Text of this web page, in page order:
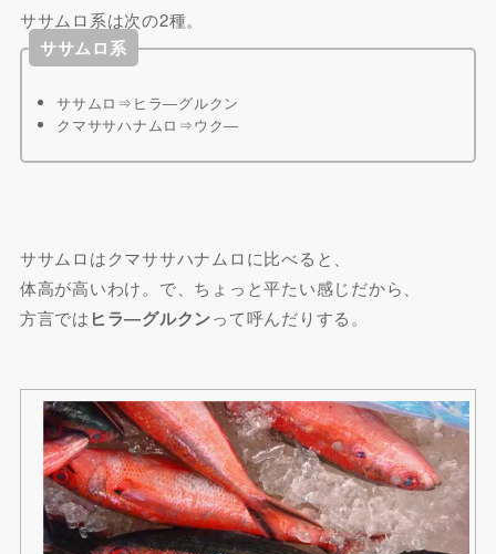
ササムロ系は次の2種。
ササムロ系
ササムロ⇒ヒラ―グルクン
クマササハナムロ⇒ウク―
ササムロはクマササハナムロに比べると、
体高が高いわけ。で、ちょっと平たい感じだから、
方言では ヒラ―グルクンって呼んだりする。